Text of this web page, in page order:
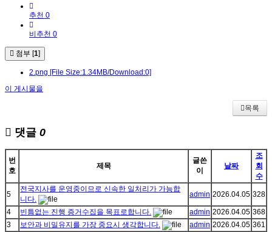
추천 0
비추천 0
첨부 [1]
2.png [File Size:1.34MB/Download:0]
이 게시물을
목록
댓글 0
번
호
제목
글쓴
이
날짜
조
회
수
5
전국지사를 운영중이므로 신속한 일처리가 가능합
니다.
admin 2026.04.05 328
4 빈틈없는 진행 증거수집을 목표로합니다. admin 2026.04.05 368
3
보안과 비밀유지를 가장 중요시 생각합니다. admin 2026.04.05 361